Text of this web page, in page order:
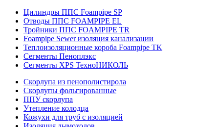
Цилиндры ППС Foampipe SP
Отводы ППС FOAMPIPE EL
Тройники ППС FOAMPIPE TR
Foampipe Sewer изоляция канализации
Теплоизоляционные короба Foampipe TK
Сегменты Пеноплэкс
Сегменты XPS ТехноНИКОЛЬ
Скорлупа из пенополистирола
Скорлупы фольгированные
ППУ скорлупа
Утепление колодца
Кожухи для труб с изоляцией